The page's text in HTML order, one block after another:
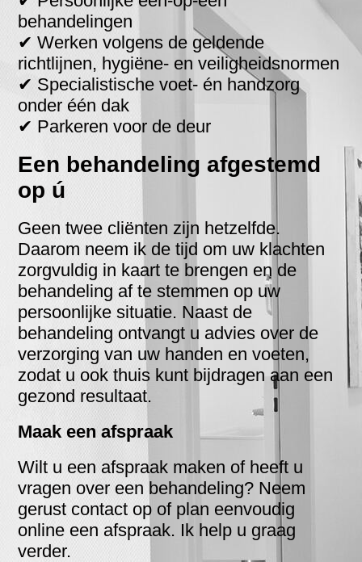
behandelingen
✔ Werken volgens de geldende
richtlijnen, hygiëne- en veiligheidsnormen
✔ Specialistische voet- én handzorg
onder één dak
✔ Parkeren voor de deur
Een behandeling afgestemd
op ú
Geen twee cliënten zijn hetzelfde.
Daarom neem ik de tijd om uw klachten
zorgvuldig in kaart te brengen en de
behandeling af te stemmen op uw
persoonlijke situatie. Naast de
behandeling ontvangt u advies over de
verzorging van uw handen en voeten,
zodat u ook thuis kunt bijdragen aan een
gezond resultaat.
Maak een afspraak
Wilt u een afspraak maken of heeft u
vragen over een behandeling? Neem
gerust contact op of plan eenvoudig
online een afspraak. Ik help u graag
verder.